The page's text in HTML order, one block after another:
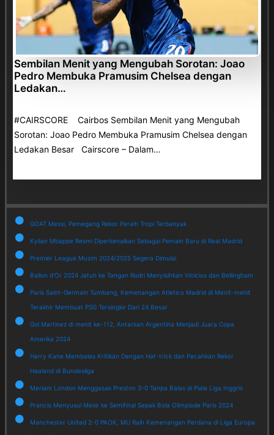
Sembilan Menit yang Mengubah Sorotan: Joao
Pedro Membuka Pramusim Chelsea dengan
Ledakan…
#CAIRSCORE Cairbos Sembilan Menit yang Mengubah
Sorotan: Joao Pedro Membuka Pramusim Chelsea dengan
Ledakan Besar Cairscore – Dalam…
GOAT Messi, Pemegang Rekor Peraih Tropi Terbanyak
Kylian Mbappe Resmi Diperkenalkan Sebagai Pemain Baru di Real Madrid
Premier League Musim 2024/2025 Segera Dimulai
Ballon d'Or 2024 Jatuh ke Tangan Rodri Menyisihkan Vinicius dan Bellingham
Paris Saint-Germain Tumbang, Kemenangan Atletico Madrid di Menit-menit
Terakhir Membuat PSG Tersingkir Dari 24 Besar
Gol Martinez di menit ke-112, Antarkan Argentina Menjadi Juara Copa
Amerika 2024
Harry Kane Membalas Kritikan Dengan Hat-trick dan Pecahkan Rekor
Haaland di Bundesliga
Meriam London Menggasak Preston 3-0 Tanpa Balas di Piala Liga Inggris
Prancis Menyusul Mesir ke Semifinal Sepak Bola Olimpiade Paris 2024
Manchester United 2-0 PAOK, MU Raih Kemenangan Perdana di Liga Europa